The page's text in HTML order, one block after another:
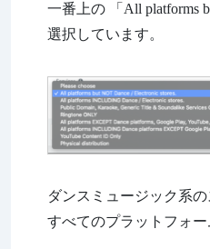
一番上の 「All platforms
選択しています。
ダンスミュージック系
すべてのプラットフォ